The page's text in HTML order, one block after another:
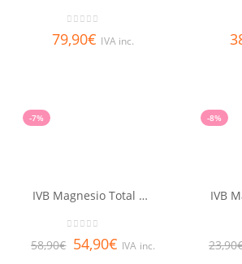
0 out of 5
79,90€ IVA inc.
-7%
IVB Magnesio Total 180 cáps
out of 5
58,90€ 54,90€ IVA inc.
-8%
23,90